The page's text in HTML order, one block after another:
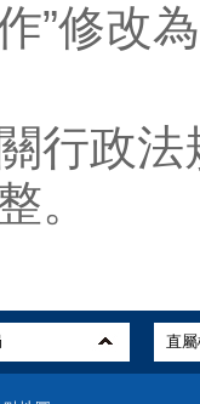
”修改
政法
。